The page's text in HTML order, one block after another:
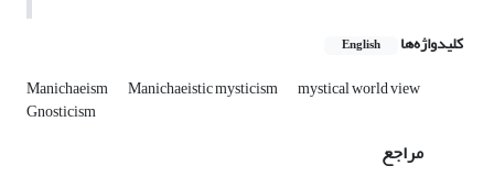
کلیدواژه‌ها English
Manichaeism Manichaeistic mysticism mystical world view
Gnosticism
مراجع